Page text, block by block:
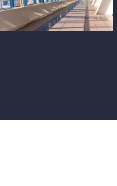
photo